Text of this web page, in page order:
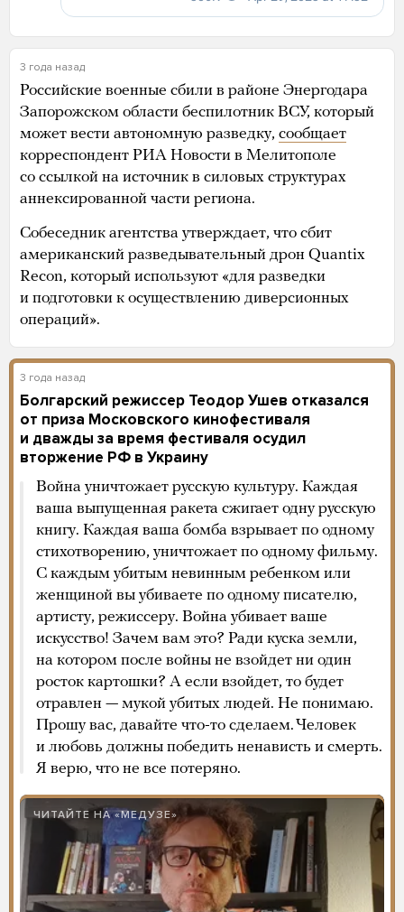
3 года назад
Российские военные сбили в районе Энергодара
Запорожском области беспилотник ВСУ, который
может вести автономную разведку, сообщает
корреспондент РИА Новости в Мелитополе
со ссылкой на источник в силовых структурах
аннексированной части региона.
Собеседник агентства утверждает, что сбит
американский разведывательный дрон Quantix
Recon, который используют «для разведки
и подготовки к осуществлению диверсионных
операций».
3 года назад
Болгарский режиссер Теодор Ушев отказался
от приза Московского кинофестиваля
и дважды за время фестиваля осудил
вторжение РФ в Украину
Война уничтожает русскую культуру. Каждая
ваша выпущенная ракета сжигает одну русскую
книгу. Каждая ваша бомба взрывает по одному
стихотворению, уничтожает по одному фильму.
С каждым убитым невинным ребенком или
женщиной вы убиваете по одному писателю,
артисту, режиссеру. Война убивает ваше
искусство! Зачем вам это? Ради куска земли,
на котором после войны не взойдет ни один
росток картошки? А если взойдет, то будет
отравлен — мукой убитых людей. Не понимаю.
Прошу вас, давайте что-то сделаем. Человек
и любовь должны победить ненависть и смерть.
Я верю, что не все потеряно.
ЧИТАЙТЕ НА «МЕДУЗЕ»